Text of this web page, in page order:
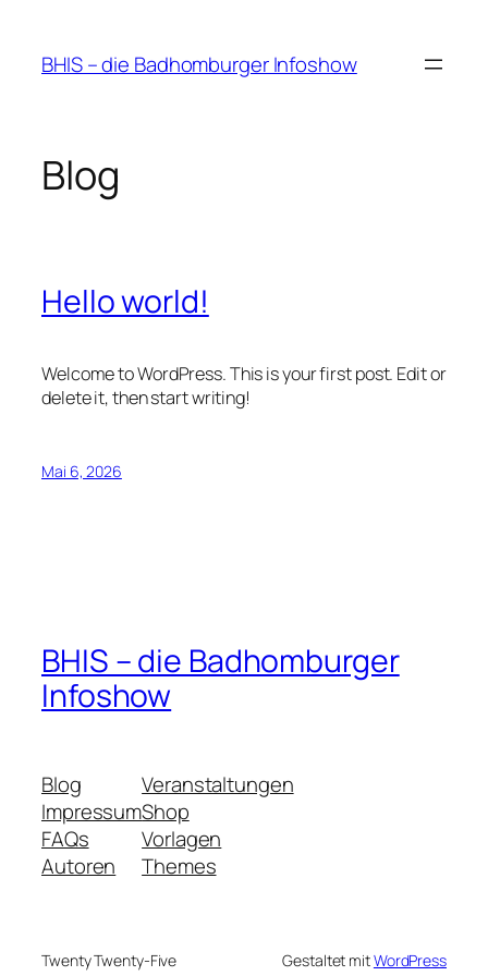
springen
BHIS – die Badhomburger Infoshow
Blog
Hello world!
Welcome to WordPress. This is your first post. Edit or
delete it, then start writing!
Mai 6, 2026
BHIS – die Badhomburger
Infoshow
Blog
Impressum
FAQs
Autoren
Veranstaltungen
Shop
Vorlagen
Themes
Twenty Twenty-Five Gestaltet mitWordPress